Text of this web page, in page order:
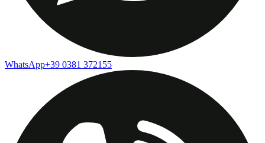
WhatsApp+39 0381 372155